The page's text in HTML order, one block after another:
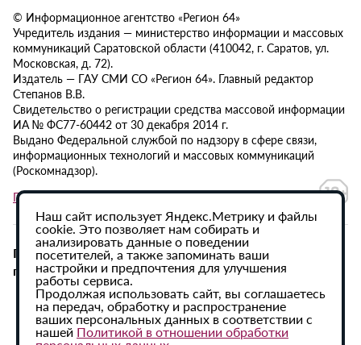
© Информационное агентство «Регион 64»
Учредитель издания — министерство информации и массовых
коммуникаций Саратовской области (410042, г. Саратов, ул.
Московская, д. 72).
Издатель — ГАУ СМИ СО «Регион 64». Главный редактор
Степанов В.В.
Свидетельство о регистрации средства массовой информации
ИА № ФС77-60442 от 30 декабря 2014 г.
Выдано Федеральной службой по надзору в сфере связи,
информационных технологий и массовых коммуникаций
(Роскомнадзор).
Политика в отношении обработки персональных данных
При использовании материалов сайта активная
гиперссылка на ИА «Регион 64» обязательна.
Наш сайт использует Яндекс.Метрику и файлы
cookie. Это позволяет нам собирать и
анализировать данные о поведении
посетителей, а также запоминать ваши
настройки и предпочтения для улучшения
работы сервиса.
Продолжая использовать сайт, вы соглашаетесь
на передач, обработку и распространение
ваших персональных данных в соответствии с
нашей Политикой в отношении обработки